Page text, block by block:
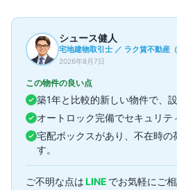
シュース健人
宅地建物取引士 ／ ラク賃不動産
2026年8月7日
この物件の良い点
築1年と比較的新しい物件で、
オートロック完備でセキュリテ
宅配ボックスがあり、不在時の
す。
ご不明な点はLINE でお気軽にご